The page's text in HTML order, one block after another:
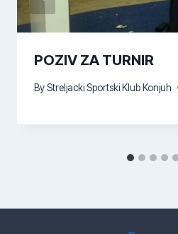
POZIV ZA TURNIR
ByStreljacki Sportski Klub Konjuh